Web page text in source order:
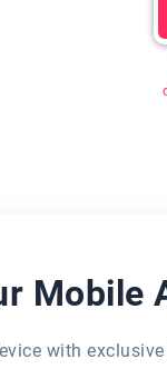
Mobile
with